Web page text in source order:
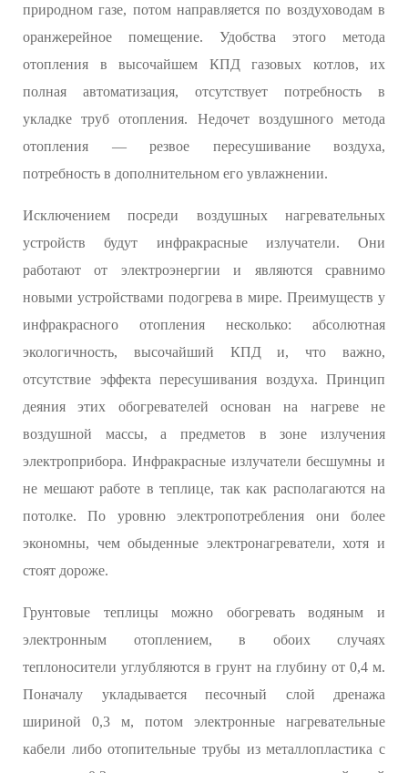
природном газе, потом направляется по воздуховодам в
оранжерейное помещение. Удобства этого метода
отопления в высочайшем КПД газовых котлов, их
полная автоматизация, отсутствует потребность в
укладке труб отопления. Недочет воздушного метода
отопления — резвое пересушивание воздуха,
потребность в дополнительном его увлажнении.
Исключением посреди воздушных нагревательных
устройств будут инфракрасные излучатели. Они
работают от электроэнергии и являются сравнимо
новыми устройствами подогрева в мире. Преимуществ у
инфракрасного отопления несколько: абсолютная
экологичность, высочайший КПД и, что важно,
отсутствие эффекта пересушивания воздуха. Принцип
деяния этих обогревателей основан на нагреве не
воздушной массы, а предметов в зоне излучения
электроприбора. Инфракрасные излучатели бесшумны и
не мешают работе в теплице, так как располагаются на
потолке. По уровню электропотребления они более
экономны, чем обыденные электронагреватели, хотя и
стоят дороже.
Грунтовые теплицы можно обогревать водяным и
электронным отоплением, в обоих случаях
теплоносители углубляются в грунт на глубину от 0,4 м.
Поначалу укладывается песочный слой дренажа
шириной 0,3 м, потом электронные нагревательные
кабели либо отопительные трубы из металлопластика с